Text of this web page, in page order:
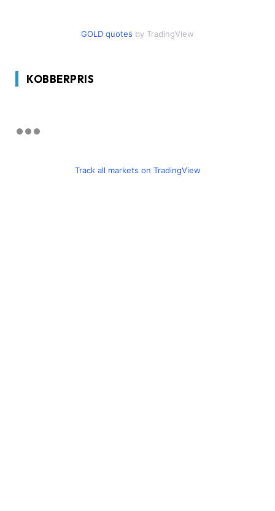
GOLD quotes by TradingView
KOBBERPRIS
Track all markets on TradingView